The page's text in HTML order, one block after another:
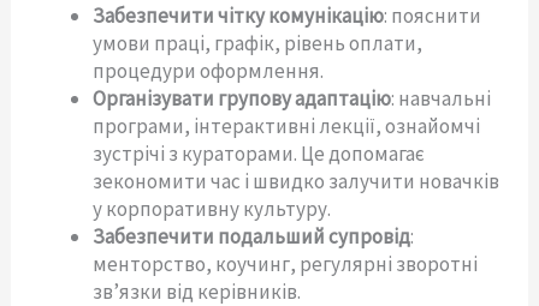
Забезпечити чітку комунікацію: пояснити
умови праці, графік, рівень оплати,
процедури оформлення.
Організувати групову адаптацію: навчальні
програми, інтерактивні лекції, ознайомчі
зустрічі з кураторами. Це допомагає
зекономити час і швидко залучити новачків
у корпоративну культуру.
Забезпечити подальший супровід:
менторство, коучинг, регулярні зворотні
зв’язки від керівників.